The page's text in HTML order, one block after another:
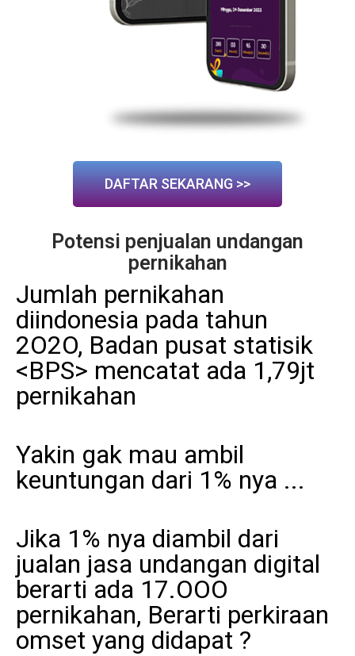
DAFTAR SEKARANG >>
Potensi penjualan undangan
pernikahan
Jumlah pernikahan
diindonesia pada tahun
2O2O, Badan pusat statisik
<BPS> mencatat ada 1,79jt
pernikahan
Yakin gak mau ambil
keuntungan dari 1% nya ...
Jika 1% nya diambil dari
jualan jasa undangan digital
berarti ada 17.OOO
pernikahan, Berarti perkiraan
omset yang didapat ?